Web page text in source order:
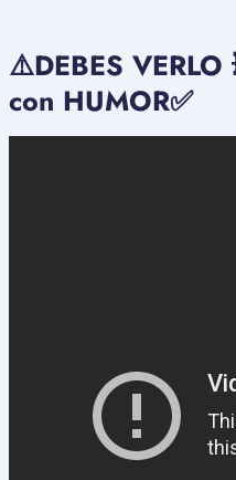
⚠️DEBES VERLO
con HUMOR✅